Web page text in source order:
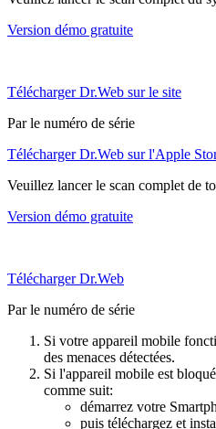
Version démo gratuite
Télécharger Dr.Web sur le site
Par le numéro de série
Télécharger Dr.Web sur l'Apple
Veuillez lancer le scan complet de
Version démo gratuite
Télécharger Dr.Web
Par le numéro de série
Si votre appareil mobile
des menaces détectées.
Si l'appareil mobile est
comme suit:
démarrez votre
puis téléchargez et